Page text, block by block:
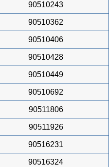
90510243
90510362
90510406
90510428
90510449
90510692
90511806
90511926
90516231
90516324